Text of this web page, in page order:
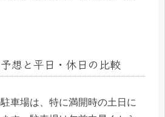
想と平日・休日の比較
車場は、特に満開時の土日に